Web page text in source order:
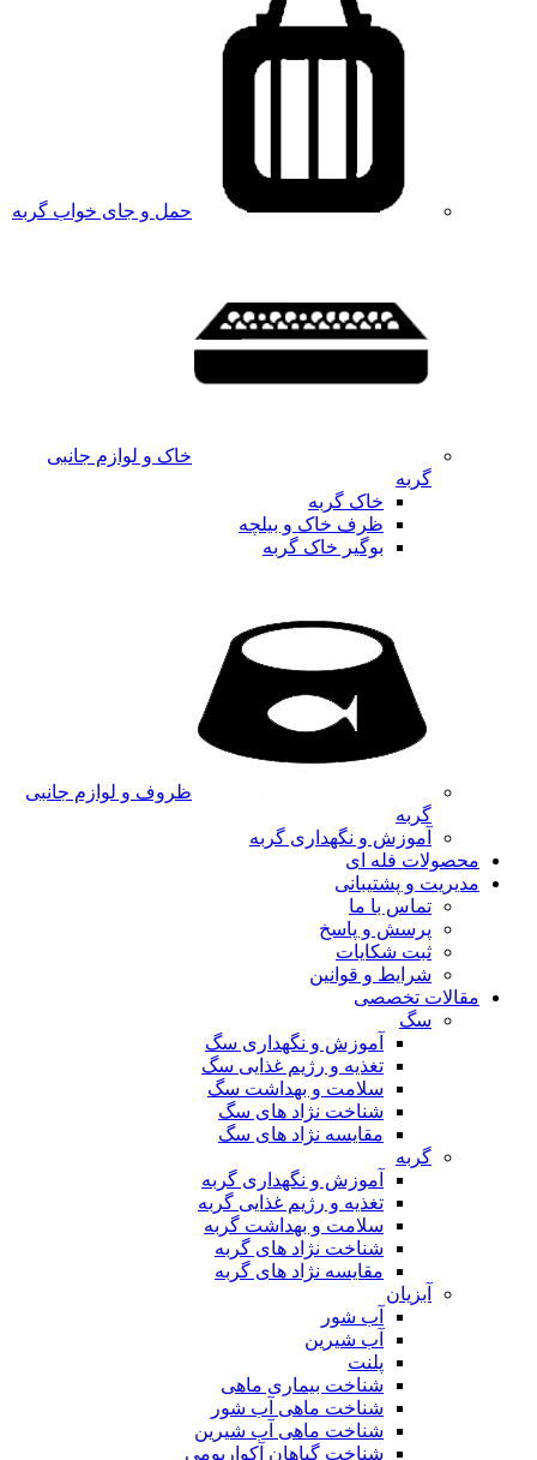
حمل و جای خواب گربه
خاک و لوازم جانبی
گربه
خاک گربه
ظرف خاک و بیلچه
بوگیر خاک گربه
ظروف و لوازم جانبی
گربه
آموزش و نگهداری گربه
محصولات فله ای
مدیریت و پشتیبانی
تماس با ما
پرسش و پاسخ
ثبت شکایات
شرایط و قوانین
مقالات تخصصی
سگ
آموزش و نگهداری سگ
تغذیه و رژیم غذایی سگ
سلامت و بهداشت سگ
شناخت نژاد های سگ
مقایسه نژاد های سگ
گربه
آموزش و نگهداری گربه
تغذیه و رژیم غذایی گربه
سلامت و بهداشت گربه
شناخت نژاد های گربه
مقایسه نژاد های گربه
آبزیان
آب شور
آب شیرین
پلنت
شناخت بیماری ماهی
شناخت ماهی آب شور
شناخت ماهی آب شیرین
شناخت گیاهان آکواریومی